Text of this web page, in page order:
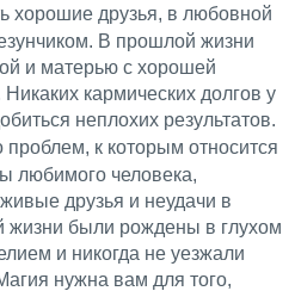
хорошие друзья, в любовной
В прошлой жизни
и матерью с хорошей
кармических долгов у
неплохих результатов.
к которым относится
любимого человека,
друзья и неудачи в
жизни были рождены в глухом
и никогда не уезжали
нужна вам для того,